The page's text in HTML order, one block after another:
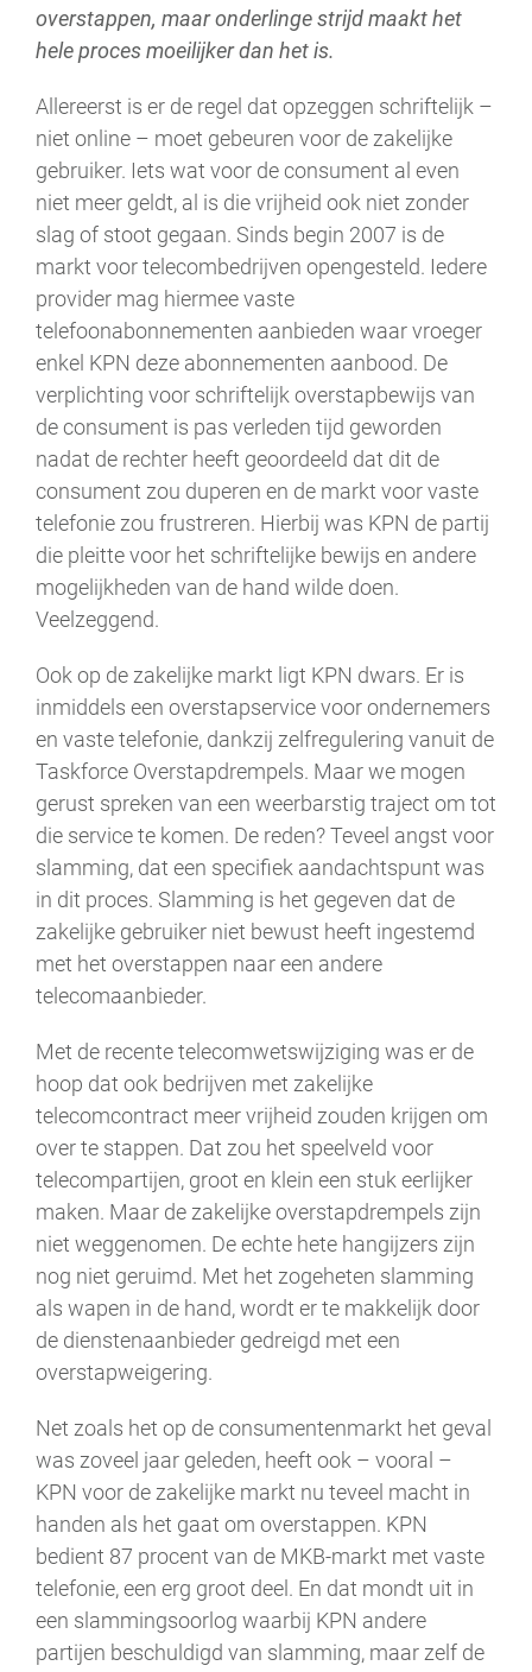
overstappen, maar onderlinge strijd maakt het
hele proces moeilijker dan het is.
Allereerst is er de regel dat opzeggen schriftelijk –
niet online – moet gebeuren voor de zakelijke
gebruiker. Iets wat voor de consument al even
niet meer geldt, al is die vrijheid ook niet zonder
slag of stoot gegaan. Sinds begin 2007 is de
markt voor telecombedrijven opengesteld. Iedere
provider mag hiermee vaste
telefoonabonnementen aanbieden waar vroeger
enkel KPN deze abonnementen aanbood. De
verplichting voor schriftelijk overstapbewijs van
de consument is pas verleden tijd geworden
nadat de rechter heeft geoordeeld dat dit de
consument zou duperen en de markt voor vaste
telefonie zou frustreren. Hierbij was KPN de partij
die pleitte voor het schriftelijke bewijs en andere
mogelijkheden van de hand wilde doen.
Veelzeggend.
Ook op de zakelijke markt ligt KPN dwars. Er is
inmiddels een overstapservice voor ondernemers
en vaste telefonie, dankzij zelfregulering vanuit de
Taskforce Overstapdrempels. Maar we mogen
gerust spreken van een weerbarstig traject om tot
die service te komen. De reden? Teveel angst voor
slamming, dat een specifiek aandachtspunt was
in dit proces. Slamming is het gegeven dat de
zakelijke gebruiker niet bewust heeft ingestemd
met het overstappen naar een andere
telecomaanbieder.
Met de recente telecomwetswijziging was er de
hoop dat ook bedrijven met zakelijke
telecomcontract meer vrijheid zouden krijgen om
over te stappen. Dat zou het speelveld voor
telecompartijen, groot en klein een stuk eerlijker
maken. Maar de zakelijke overstapdrempels zijn
niet weggenomen. De echte hete hangijzers zijn
nog niet geruimd. Met het zogeheten slamming
als wapen in de hand, wordt er te makkelijk door
de dienstenaanbieder gedreigd met een
overstapweigering.
Net zoals het op de consumentenmarkt het geval
was zoveel jaar geleden, heeft ook – vooral –
KPN voor de zakelijke markt nu teveel macht in
handen als het gaat om overstappen. KPN
bedient 87 procent van de MKB-markt met vaste
telefonie, een erg groot deel. En dat mondt uit in
een slammingsoorlog waarbij KPN andere
partijen beschuldigd van slamming, maar zelf de